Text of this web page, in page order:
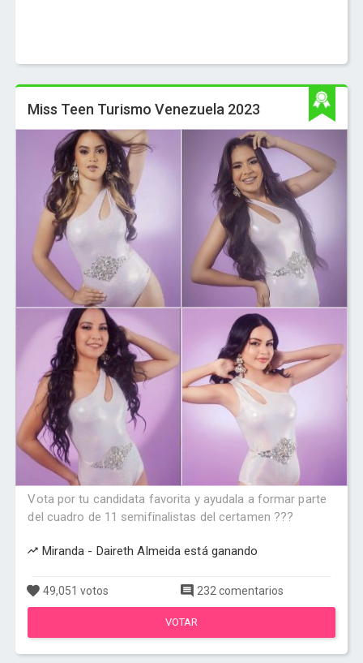
Miss Teen Turismo Venezuela 2023
Vota por tu candidata favorita y ayudala a formar parte
del cuadro de 11 semifinalistas del certamen ???
Miranda - Daireth Almeida está ganando
49,051 votos 232 comentarios
VOTAR